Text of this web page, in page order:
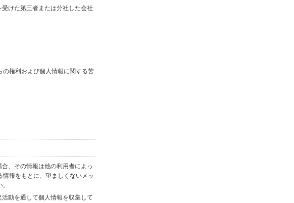
けた第三者または分社した会社
権利および個人情報に関する苦
、その情報は他の利用者によっ
報をもとに、望ましくないメッ
動を通して個人情報を収集して